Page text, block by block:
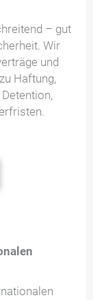
– gut
Wir
und
Haftung,